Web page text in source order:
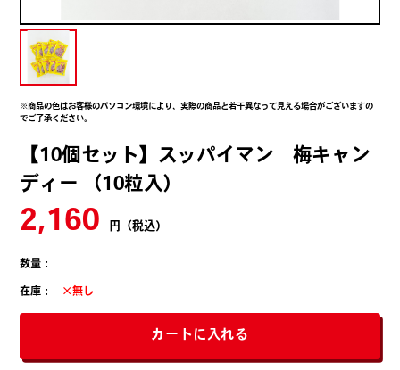
※商品の色はお客様のパソコン環境により、実際の商品と若干異なって見える場合がございますの
でご了承ください。
【10個セット】スッパイマン 梅キャン
ディー （10粒入）
2,160 円（税込）
数量：
在庫： ×無し
カートに入れる